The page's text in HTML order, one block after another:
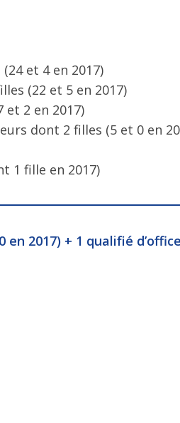
et 4 en 2017)
(22 et 5 en 2017)
et 2 en 2017)
dont 2 filles (5 et 0 en
1 fille en 2017)
2017) + 1 qualifié d’office